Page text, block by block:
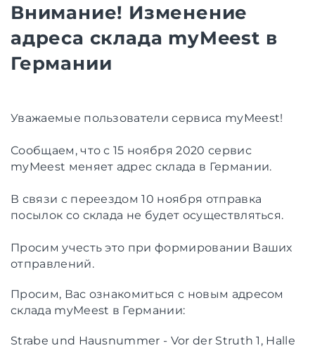
Внимание! Изменение
адреса склада myMeest в
Германии
Уважаемые пользователи сервиса myMeest!
Сообщаем, что с 15 ноября 2020 сервис
myMeest меняет адрес склада в Германии.
В связи с переездом 10 ноября отправка
посылок со склада не будет осуществляться.
Просим учесть это при формировании Ваших
отправлений.
Просим, Вас ознакомиться с новым адресом
склада myMeest в Германии:
Strabe und Hausnummer - Vor der Struth 1, Halle